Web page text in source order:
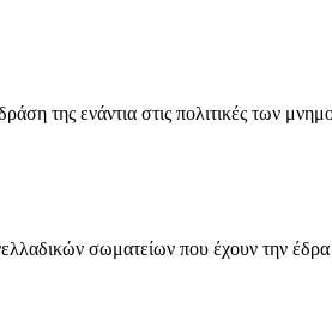
της ενάντια στις πολιτικές των
σωματείων που έχουν την